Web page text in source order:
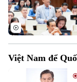
Việt Nam để